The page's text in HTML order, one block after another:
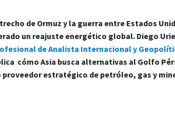
de Ormuz y la guerra entre Estados
un reajuste energético global. Diego
de Analista Internacional y
cómo Asia busca alternativas al Golfo
proveedor estratégico de petróleo, gas y